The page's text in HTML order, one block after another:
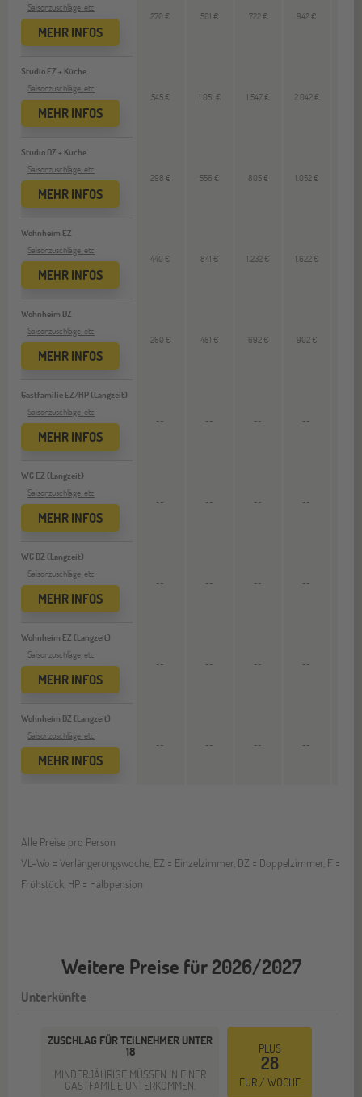
Saisonzuschläge, etc
MEHR INFOS
Studio EZ + Küche
Saisonzuschläge, etc
MEHR INFOS
Studio DZ + Küche
Saisonzuschläge, etc
MEHR INFOS
Wohnheim EZ
Saisonzuschläge, etc
MEHR INFOS
Wohnheim DZ
Saisonzuschläge, etc
MEHR INFOS
Gastfamilie EZ/HP (Langzeit)
Saisonzuschläge, etc
MEHR INFOS
WG EZ (Langzeit)
Saisonzuschläge, etc
MEHR INFOS
WG DZ (Langzeit)
Saisonzuschläge, etc
MEHR INFOS
Wohnheim EZ (Langzeit)
Saisonzuschläge, etc
MEHR INFOS
Wohnheim DZ (Langzeit)
Saisonzuschläge, etc
MEHR INFOS
270 € 501 € 722 € 942 €
545 € 1.051 € 1.547 € 2.042 €
298 € 556 € 805 € 1.052 €
440 € 841 € 1.232 € 1.622 €
260 € 481 € 692 € 902 €
-- -- -- --
-- -- -- --
-- -- -- --
-- -- -- --
-- -- -- --
Alle Preise pro Person
VL-Wo = Verlängerungswoche, EZ = Einzelzimmer, DZ = Doppelzimmer, F =
Frühstück, HP = Halbpension
Weitere Preise für 2026/2027
Unterkünfte
ZUSCHLAG FÜR TEILNEHMER UNTER
18
MINDERJÄHRIGE MÜSSEN IN EINER
GASTFAMILIE UNTERKOMMEN.
PLUS
28
EUR / WOCHE